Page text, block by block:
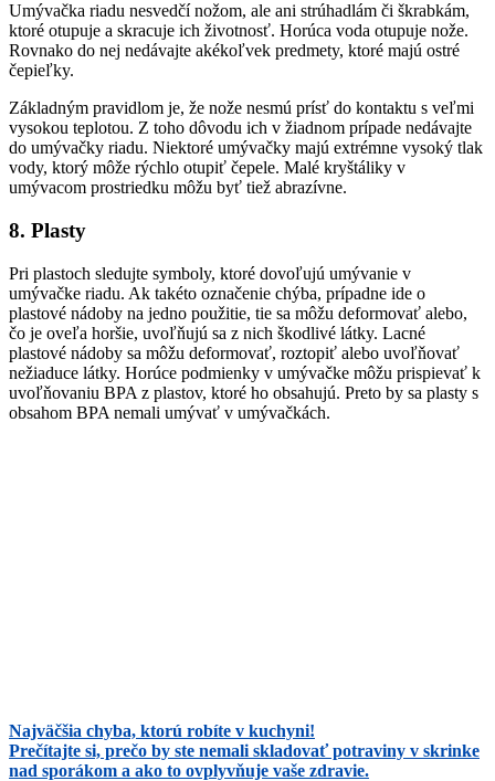
Umývačka riadu nesvedčí nožom, ale ani strúhadlám či škrabkám,
ktoré otupuje a skracuje ich životnosť. Horúca voda otupuje nože.
Rovnako do nej nedávajte akékoľvek predmety, ktoré majú ostré
čepieľky.
Základným pravidlom je, že nože nesmú prísť do kontaktu s veľmi
vysokou teplotou. Z toho dôvodu ich v žiadnom prípade nedávajte
do umývačky riadu. Niektoré umývačky majú extrémne vysoký tlak
vody, ktorý môže rýchlo otupiť čepele. Malé kryštáliky v
umývacom prostriedku môžu byť tiež abrazívne.
8. Plasty
Pri plastoch sledujte symboly, ktoré dovoľujú umývanie v
umývačke riadu. Ak takéto označenie chýba, prípadne ide o
plastové nádoby na jedno použitie, tie sa môžu deformovať alebo,
čo je oveľa horšie, uvoľňujú sa z nich škodlivé látky. Lacné
plastové nádoby sa môžu deformovať, roztopiť alebo uvoľňovať
nežiaduce látky. Horúce podmienky v umývačke môžu prispievať k
uvoľňovaniu BPA z plastov, ktoré ho obsahujú. Preto by sa plasty s
obsahom BPA nemali umývať v umývačkách.
Najväčšia chyba, ktorú robíte v kuchyni!
Prečítajte si, prečo by ste nemali skladovať potraviny v skrinke
nad sporákom a ako to ovplyvňuje vaše zdravie.